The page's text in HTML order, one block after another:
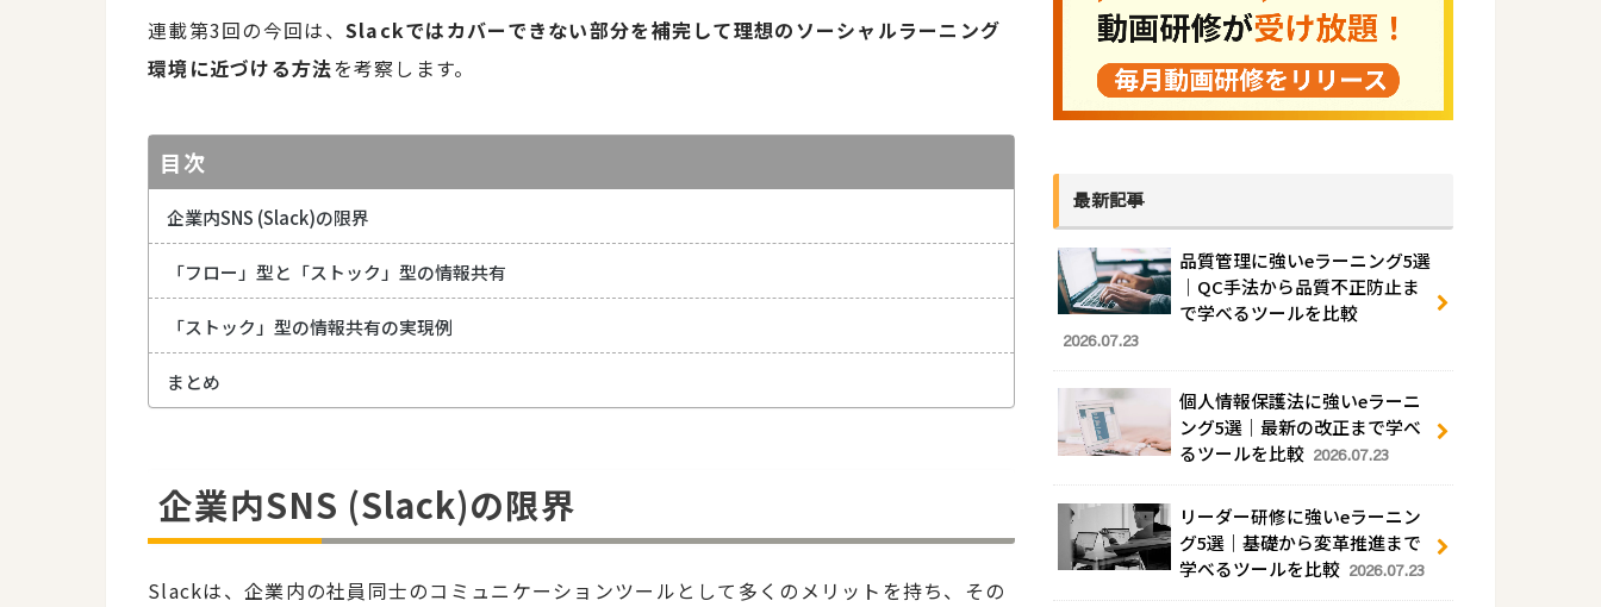
連載第3回の今回は、 Slackではカバーできない部分を補完して理想のソーシャルラーニング
環境に近づける方法を考察します。
目次
企業内SNS (Slack)の限界
「フロー」型と「ストック」型の情報共有
「ストック」型の情報共有の実現例
まとめ
企業内SNS (Slack)の限界
Slackは、企業内の社員同士のコミュニケーションツールとして多くのメリットを持ち、その
最新記事
品質管理に強いeラーニング5選
｜QC手法から品質不正防止ま
で学べるツールを比較
2026.07.23
個人情報保護法に強いeラーニ
ング5選｜最新の改正まで学べ
るツールを比較 2026.07.23
リーダー研修に強いeラーニン
グ5選｜基礎から変革推進まで
学べるツールを比較 2026.07.23